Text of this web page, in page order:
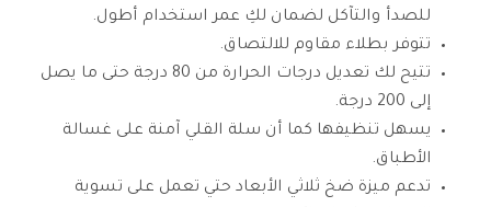
للصدأ والتآكل لضمان لكِ عمر استخدام أطول.
تتوفر بطلاء مقاوم للالتصاق.
تتيح لك تعديل درجات الحرارة من 80 درجة حتى ما يصل
إلى 200 درجة.
يسهل تنظيفها كما أن سلة القلي آمنة على غسالة
الأطباق.
تدعم ميزة ضخ ثلاثي الأبعاد حتي تعمل على تسوية